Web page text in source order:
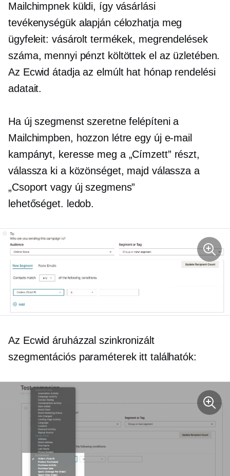
Mailchimpnek küldi, így vásárlási
tevékenységük alapján célozhatja meg
ügyfeleit: vásárolt termékek, megrendelések
száma, mennyi pénzt költöttek el az üzletében.
Az Ecwid átadja az elmúlt hat hónap rendelési
adatait.
Ha új szegmenst szeretne felépíteni a
Mailchimpben, hozzon létre egy új e-mail
kampányt, keresse meg a „Címzett” részt,
válassza ki a közönséget, majd válassza a
„Csoport vagy új szegmens”
lehetőséget. ledob.
Az Ecwid áruházzal szinkronizált
szegmentációs paraméterek itt találhatók: